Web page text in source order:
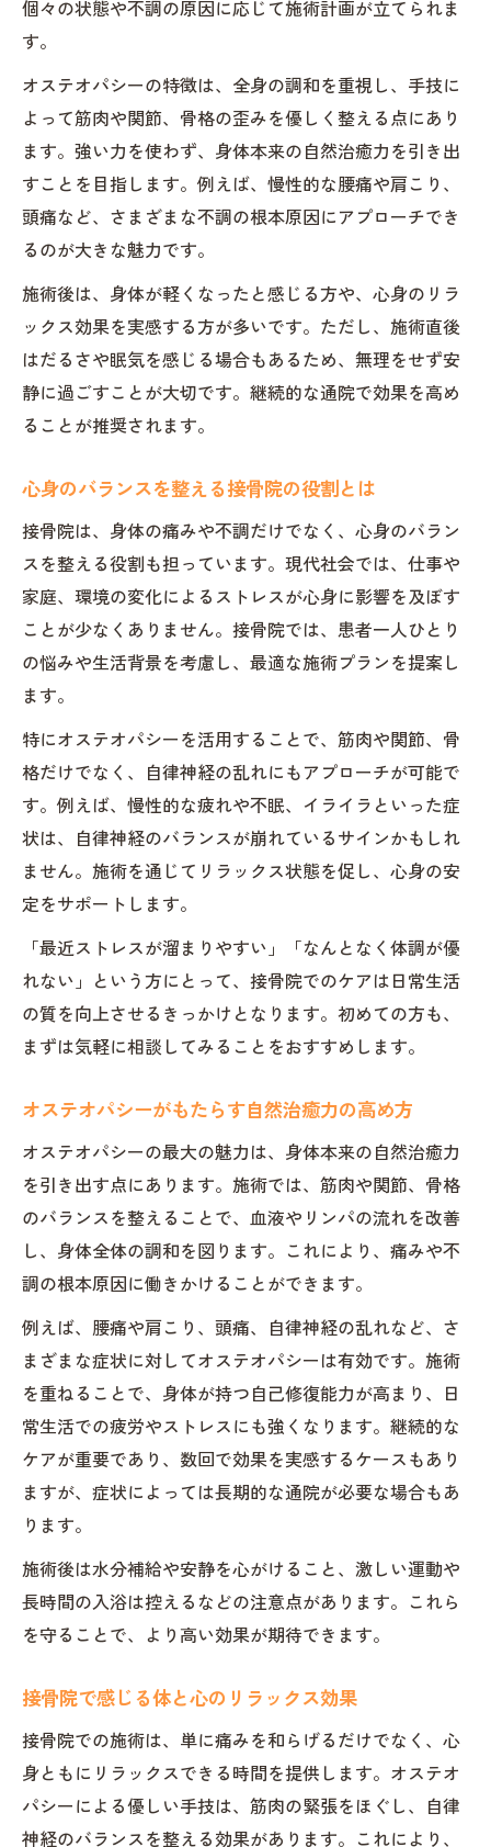
理由
接骨院オステオパシー施術で期待できる効
果
自然治癒力が高まる過程と接骨院のサポー
ト
施術後の身体変化を実感するポイント
す
接骨院施術が慢性痛の緩和に役立つ理由
慢性的な痛み改善に役立つオステオパシー活用
術
法
慢性的な肩こりや腰痛を緩和する施術の特
徴
オステオパシー施術で痛みの根本原因に迫
る
接骨院で行う生活習慣のアドバイス事例
自律神経の乱れには接骨院の施術が効果的
自律神経調整に接骨院オステオパシーを活
用
接骨院施術が心身の安定につながる理由
自律神経の乱れがもたらす症状と接骨院の
対応
オステオパシー施術で自律神経を整える方
法
接骨院が提案するセルフケアとその効果
施術後の注意点を押さえて健康維持を実現
接骨院施術後に気をつけたい生活習慣
健康維持のために接骨院が伝える注意点
施術後のセルフケアと再発予防策
心身の安定を保つための接骨院活用法
個々の状態や不調の原因に応じて施術計画が立てられま
す。
オステオパシーの特徴は、全身の調和を重視し、手技に
よって筋肉や関節、骨格の歪みを優しく整える点にあり
ます。強い力を使わず、身体本来の自然治癒力を引き出
すことを目指します。例えば、慢性的な腰痛や肩こり、
頭痛など、さまざまな不調の根本原因にアプローチでき
るのが大きな魅力です。
施術後は、身体が軽くなったと感じる方や、心身のリラ
ックス効果を実感する方が多いです。ただし、施術直後
はだるさや眠気を感じる場合もあるため、無理をせず安
静に過ごすことが大切です。継続的な通院で効果を高め
ることが推奨されます。
心身のバランスを整える接骨院の役割とは
接骨院は、身体の痛みや不調だけでなく、心身のバラン
スを整える役割も担っています。現代社会では、仕事や
家庭、環境の変化によるストレスが心身に影響を及ぼす
ことが少なくありません。接骨院では、患者一人ひとり
の悩みや生活背景を考慮し、最適な施術プランを提案し
ます。
特にオステオパシーを活用することで、筋肉や関節、骨
格だけでなく、自律神経の乱れにもアプローチが可能で
す。例えば、慢性的な疲れや不眠、イライラといった症
状は、自律神経のバランスが崩れているサインかもしれ
ません。施術を通じてリラックス状態を促し、心身の安
定をサポートします。
「最近ストレスが溜まりやすい」「なんとなく体調が優
れない」という方にとって、接骨院でのケアは日常生活
の質を向上させるきっかけとなります。初めての方も、
まずは気軽に相談してみることをおすすめします。
オステオパシーがもたらす自然治癒力の高め方
オステオパシーの最大の魅力は、身体本来の自然治癒力
を引き出す点にあります。施術では、筋肉や関節、骨格
のバランスを整えることで、血液やリンパの流れを改善
し、身体全体の調和を図ります。これにより、痛みや不
調の根本原因に働きかけることができます。
例えば、腰痛や肩こり、頭痛、自律神経の乱れなど、さ
まざまな症状に対してオステオパシーは有効です。施術
を重ねることで、身体が持つ自己修復能力が高まり、日
常生活での疲労やストレスにも強くなります。継続的な
ケアが重要であり、数回で効果を実感するケースもあり
ますが、症状によっては長期的な通院が必要な場合もあ
ります。
施術後は水分補給や安静を心がけること、激しい運動や
長時間の入浴は控えるなどの注意点があります。これら
を守ることで、より高い効果が期待できます。
接骨院で感じる体と心のリラックス効果
接骨院での施術は、単に痛みを和らげるだけでなく、心
身ともにリラックスできる時間を提供します。オステオ
パシーによる優しい手技は、筋肉の緊張をほぐし、自律
神経のバランスを整える効果があります。これにより、